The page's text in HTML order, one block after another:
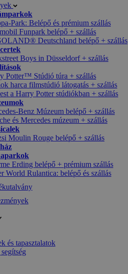
Park: Belépő és prémium szállás
Funpark belépő + szállás
Deutschland belépő + szállás
Boys in Düsseldorf + szállás
Potter™ Stúdió túra + szállás
harca filmstúdió látogatás + szállás
a Harry Potter stúdiókban + szállás
Benz Múzeum belépő + szállás
és Mercedes múzeum + szállás
Moulin Rouge belépő + szállás
Erding belépő + prémium szállás
World Rulantica: belépő és szállás
és tapasztalatok